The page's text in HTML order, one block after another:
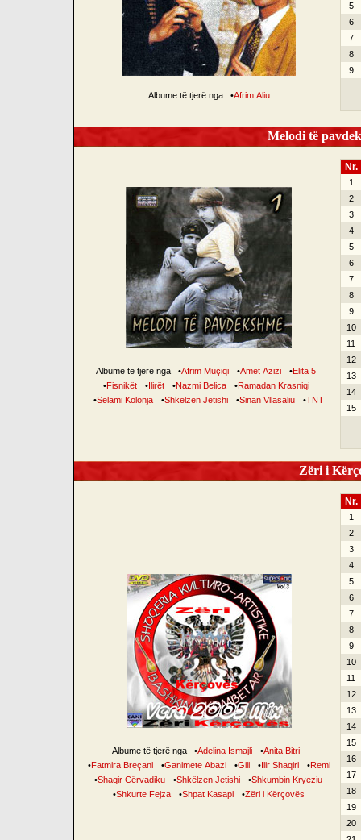
Albume të tjerë nga •Afrim Aliu
5
6
7
8
9
Melodi të
Albume të tjerë nga •Afrim Muçiqi •Amet Azizi •Elita 5
•Fisnikët •Ilirët •Nazmi Belica •Ramadan Krasniqi
•Selami Kolonja •Shkëlzen Jetishi •Sinan Vllasaliu •TNT
Nr.
1
2
3
4
5
6
7
8
9
10
11
12
13
14
15
Zëri i
Albume të tjerë nga •Adelina Ismajli •Anita Bitri
•Fatmira Breçani •Ganimete Abazi •Gili •Ilir Shaqiri •Remi
•Shaqir Cërvadiku •Shkëlzen Jetishi •Shkumbin Kryeziu
•Shkurte Fejza •Shpat Kasapi •Zëri i Kërçovës
Nr.
1
2
3
4
5
6
7
8
9
10
11
12
13
14
15
16
17
18
19
20